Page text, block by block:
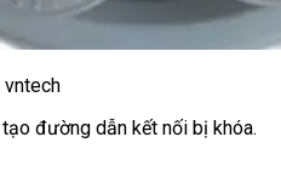
vntech
đường dẫn kết nối bị khóa.